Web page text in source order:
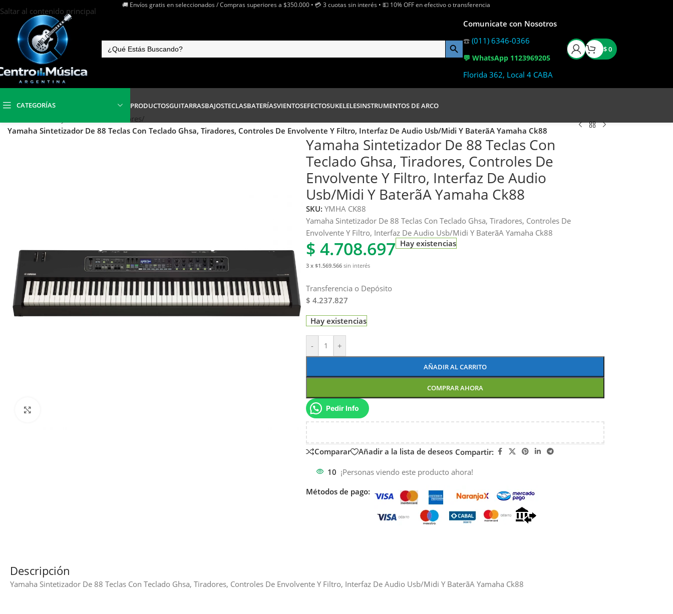
Saltar al contenido principal
🚚 Envíos gratis en seleccionados / Compras superiores a $350.000 • 💳 3 cuotas sin interés • 💵 10% OFF en efectivo o transferencia
Comunicate con Nosotros
☎️ (011) 6346-0366
💬 WhatsApp 1123969205
Florida 362, Local 4 CABA
$0
CATEGORÍAS PRODUCTOSGUITARRASBAJOSTECLASBATERÍASVIENTOSEFECTOSUKELELESINSTRUMENTOS DE ARCO
Sintetizadores/
Yamaha Sintetizador De 88 Teclas Con Teclado Ghsa, Tiradores, Controles De Envolvente Y Filtro, Interfaz De Audio Usb/Midi Y Baterã­A Yamaha Ck88
Yamaha Sintetizador De 88 Teclas Con
Teclado Ghsa, Tiradores, Controles De
Envolvente Y Filtro, Interfaz De Audio
Usb/Midi Y Baterã­A Yamaha Ck88
SKU: YMHA CK88
Yamaha Sintetizador De 88 Teclas Con Teclado Ghsa, Tiradores, Controles De
Envolvente Y Filtro, Interfaz De Audio Usb/Midi Y Baterã­A Yamaha Ck88
$ 4.708.697
3 x $1.569.566 sin interés
Transferencia o Depósito
$ 4.237.827
Hay existencias
Hay existencias
- +
AÑADIR AL CARRITO
COMPRAR AHORA
Pedir Info
Comparar Añadir a la lista de deseos Compartir:
10 ¡Personas viendo este producto ahora!
Métodos de pago:
Descripción
Yamaha Sintetizador De 88 Teclas Con Teclado Ghsa, Tiradores, Controles De Envolvente Y Filtro, Interfaz De Audio Usb/Midi Y Baterã­A Yamaha Ck88